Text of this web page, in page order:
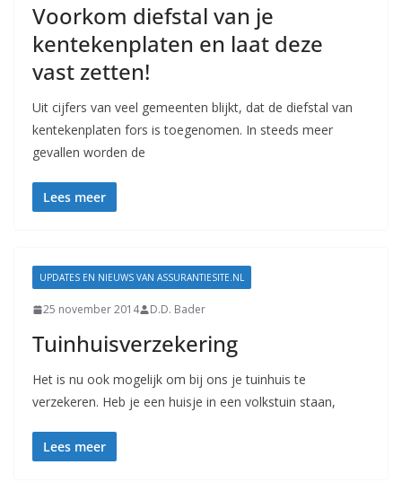
Voorkom diefstal van je
kentekenplaten en laat deze
vast zetten!
Uit cijfers van veel gemeenten blijkt, dat de diefstal van
kentekenplaten fors is toegenomen. In steeds meer
gevallen worden de
Lees meer
UPDATES EN NIEUWS VAN ASSURANTIESITE.NL
25 november 2014 D.D. Bader
Tuinhuisverzekering
Het is nu ook mogelijk om bij ons je tuinhuis te
verzekeren. Heb je een huisje in een volkstuin staan,
Lees meer